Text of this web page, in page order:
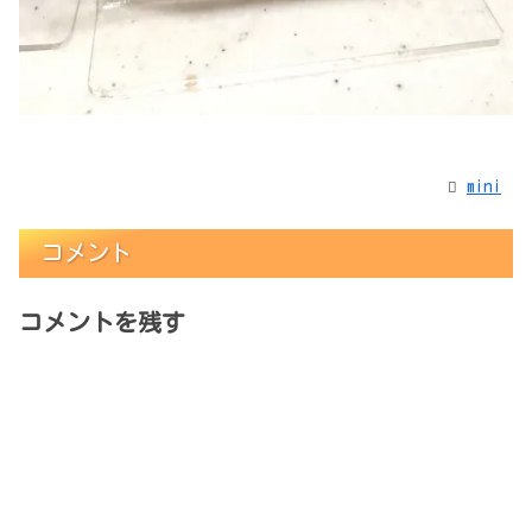
mini
コメント
コメントを残す